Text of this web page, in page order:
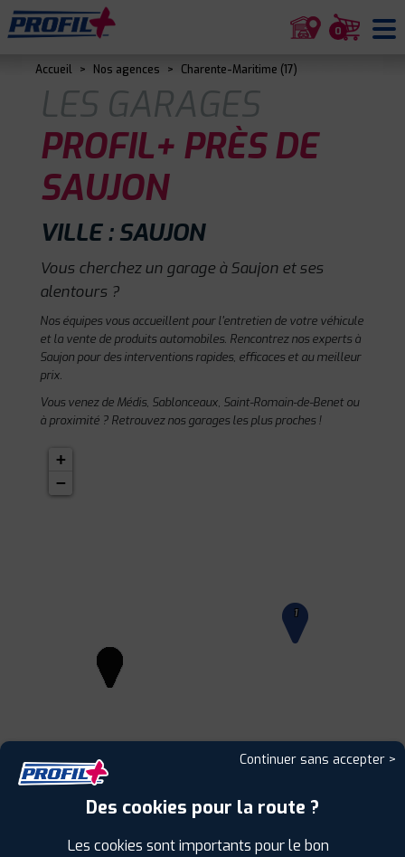
0
Accueil > Nos agences > Charente-Maritime (17)
LES GARAGES
PROFIL+ PRÈS DE
SAUJON
VILLE : SAUJON
Vous cherchez un garage à Saujon et ses
alentours ?
Nos équipes vous accueillent pour l'entretien de votre véhicule
et la vente de produits automobiles. Rencontrez nos experts à
Saujon pour des interventions rapides, efficaces et au meilleur
prix.
Vous venez de Médis, Sablonceaux, Saint-Romain-de-Benet ou
à proximité ? Retrouvez nos garages les plus proches !
1
+
−
Continuer sans accepter >
Des cookies pour la route ?
Les cookies sont importants pour le bon